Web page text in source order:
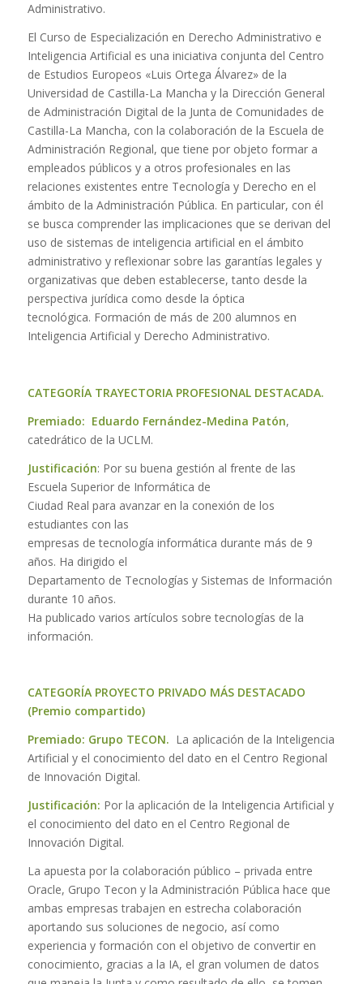
Administrativo.
El Curso de Especialización en Derecho Administrativo e
Inteligencia Artificial es una iniciativa conjunta del Centro
de Estudios Europeos «Luis Ortega Álvarez» de la
Universidad de Castilla-La Mancha y la Dirección General
de Administración Digital de la Junta de Comunidades de
Castilla-La Mancha, con la colaboración de la Escuela de
Administración Regional, que tiene por objeto formar a
empleados públicos y a otros profesionales en las
relaciones existentes entre Tecnología y Derecho en el
ámbito de la Administración Pública. En particular, con él
se busca comprender las implicaciones que se derivan del
uso de sistemas de inteligencia artificial en el ámbito
administrativo y reflexionar sobre las garantías legales y
organizativas que deben establecerse, tanto desde la
perspectiva jurídica como desde la óptica
tecnológica. Formación de más de 200 alumnos en
Inteligencia Artificial y Derecho Administrativo.
CATEGORÍA TRAYECTORIA PROFESIONAL DESTACADA.
Premiado: Eduardo Fernández-Medina Patón,
catedrático de la UCLM.
Justificación: Por su buena gestión al frente de las
Escuela Superior de Informática de
Ciudad Real para avanzar en la conexión de los
estudiantes con las
empresas de tecnología informática durante más de 9
años. Ha dirigido el
Departamento de Tecnologías y Sistemas de Información
durante 10 años.
Ha publicado varios artículos sobre tecnologías de la
información.
CATEGORÍA PROYECTO PRIVADO MÁS DESTACADO
(Premio compartido)
Premiado: Grupo TECON. La aplicación de la Inteligencia
Artificial y el conocimiento del dato en el Centro Regional
de Innovación Digital.
Justificación: Por la aplicación de la Inteligencia Artificial y
el conocimiento del dato en el Centro Regional de
Innovación Digital.
La apuesta por la colaboración público – privada entre
Oracle, Grupo Tecon y la Administración Pública hace que
ambas empresas trabajen en estrecha colaboración
aportando sus soluciones de negocio, así como
experiencia y formación con el objetivo de convertir en
conocimiento, gracias a la IA, el gran volumen de datos